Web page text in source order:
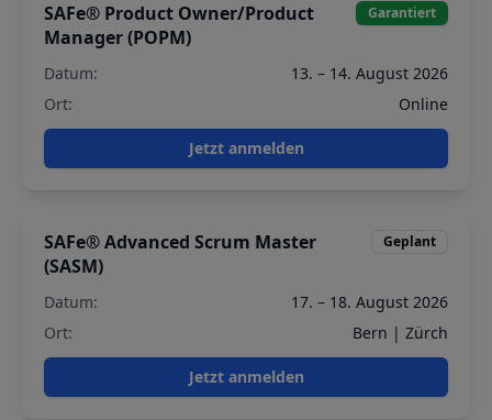
SAFe® Product Owner/Product
Manager (POPM)
Garantiert
Datum:
13. – 14. August 2026
Ort:
Online
Jetzt anmelden
SAFe® Advanced Scrum Master
(SASM)
Geplant
Datum:
17. – 18. August 2026
Ort:
Bern | Zürch
Jetzt anmelden